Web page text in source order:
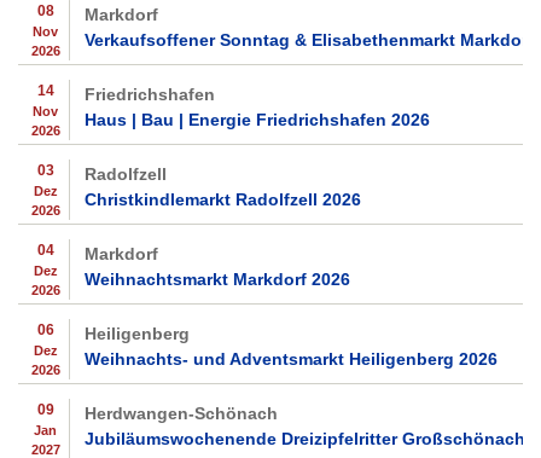
08
Nov
2026
Markdorf
Verkaufsoffener Sonntag & Elisabethenmarkt Markdorf
14
Nov
2026
Friedrichshafen
Haus | Bau | Energie Friedrichshafen 2026
03
Dez
2026
Radolfzell
Christkindlemarkt Radolfzell 2026
04
Dez
2026
Markdorf
Weihnachtsmarkt Markdorf 2026
06
Dez
2026
Heiligenberg
Weihnachts- und Adventsmarkt Heiligenberg 2026
09
Jan
2027
Herdwangen-Schönach
Jubiläumswochenende Dreizipfelritter Großschönach